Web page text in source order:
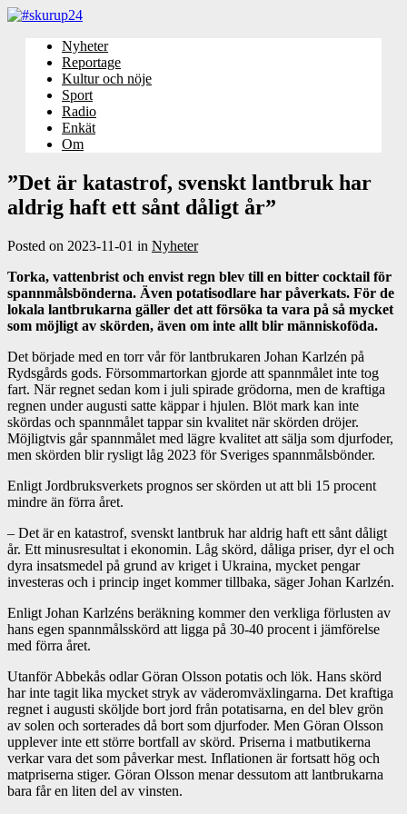
Nyheter
Reportage
Kultur och nöje
Sport
Radio
Enkät
Om
”Det är katastrof, svenskt lantbruk har
aldrig haft ett sånt dåligt år”
Posted on 2023-11-01 in Nyheter
Torka, vattenbrist och envist regn blev till en bitter cocktail för
spannmålsbönderna. Även potatisodlare har påverkats. För de
lokala lantbrukarna gäller det att försöka ta vara på så mycket
som möjligt av skörden, även om inte allt blir människoföda.
Det började med en torr vår för lantbrukaren Johan Karlzén på
Rydsgårds gods. Försommartorkan gjorde att spannmålet inte tog
fart. När regnet sedan kom i juli spirade grödorna, men de kraftiga
regnen under augusti satte käppar i hjulen. Blöt mark kan inte
skördas och spannmålet tappar sin kvalitet när skörden dröjer.
Möjligtvis går spannmålet med lägre kvalitet att sälja som djurfoder,
men skörden blir rysligt låg 2023 för Sveriges spannmålsbönder.
Enligt Jordbruksverkets prognos ser skörden ut att bli 15 procent
mindre än förra året.
– Det är en katastrof, svenskt lantbruk har aldrig haft ett sånt dåligt
år. Ett minusresultat i ekonomin. Låg skörd, dåliga priser, dyr el och
dyra insatsmedel på grund av kriget i Ukraina, mycket pengar
investeras och i princip inget kommer tillbaka, säger Johan Karlzén.
Enligt Johan Karlzéns beräkning kommer den verkliga förlusten av
hans egen spannmålsskörd att ligga på 30-40 procent i jämförelse
med förra året.
Utanför Abbekås odlar Göran Olsson potatis och lök. Hans skörd
har inte tagit lika mycket stryk av väderomväxlingarna. Det kraftiga
regnet i augusti sköljde bort jord från potatisarna, en del blev grön
av solen och sorterades då bort som djurfoder. Men Göran Olsson
upplever inte ett större bortfall av skörd. Priserna i matbutikerna
verkar vara det som påverkar mest. Inflationen är fortsatt hög och
matpriserna stiger. Göran Olsson menar dessutom att lantbrukarna
bara får en liten del av vinsten.